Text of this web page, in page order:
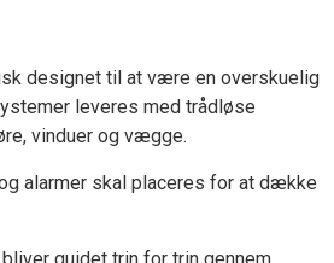
designet til at være en overskuelig
leveres med trådløse
vinduer og vægge.
alarmer skal placeres for at dække
guidet trin for trin gennem